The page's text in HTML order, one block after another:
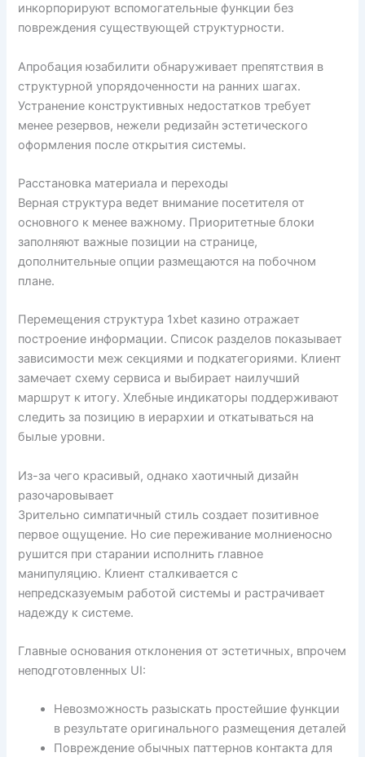
инкорпорируют вспомогательные функции без
повреждения существующей структурности.
Апробация юзабилити обнаруживает препятствия в
структурной упорядоченности на ранних шагах.
Устранение конструктивных недостатков требует
менее резервов, нежели редизайн эстетического
оформления после открытия системы.
Расстановка материала и переходы
Верная структура ведет внимание посетителя от
основного к менее важному. Приоритетные блоки
заполняют важные позиции на странице,
дополнительные опции размещаются на побочном
плане.
Перемещения структура 1xbet казино отражает
построение информации. Список разделов показывает
зависимости меж секциями и подкатегориями. Клиент
замечает схему сервиса и выбирает наилучший
маршрут к итогу. Хлебные индикаторы поддерживают
следить за позицию в иерархии и откатываться на
былые уровни.
Из-за чего красивый, однако хаотичный дизайн
разочаровывает
Зрительно симпатичный стиль создает позитивное
первое ощущение. Но сие переживание молниеносно
рушится при старании исполнить главное
манипуляцию. Клиент сталкивается с
непредсказуемым работой системы и растрачивает
надежду к системе.
Главные основания отклонения от эстетичных, впрочем
неподготовленных UI:
Невозможность разыскать простейшие функции
в результате оригинального размещения деталей
Повреждение обычных паттернов контакта для